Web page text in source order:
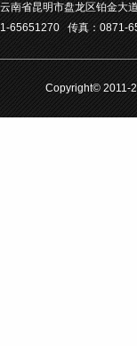
南省昆明市盘龙区铂金大
65651270 传真：0871-
Copyright© 2011-